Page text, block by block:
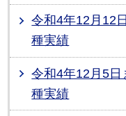
令和4年12月12
種実績
令和4年12月5
種実績